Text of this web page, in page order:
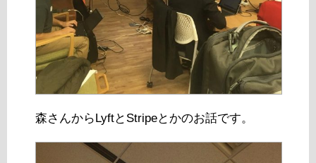
森さんからLyftとStripeとかのお話です。